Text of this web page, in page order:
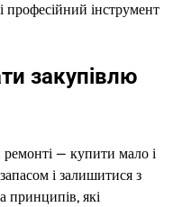
професійний інструмент
закупівлю
— купити мало і
і залишитися з
принципів, які